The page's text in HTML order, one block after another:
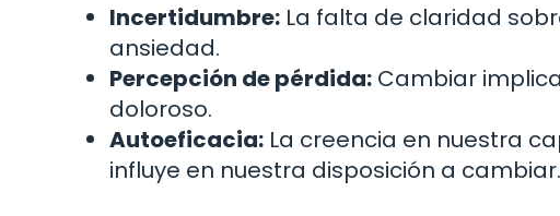
Incertidumbre: La falta de claridad
ansiedad.
Percepción de pérdida: Cambiar
doloroso.
Autoeficacia: La creencia en nuestra
influye en nuestra disposición a cambiar.